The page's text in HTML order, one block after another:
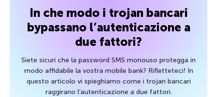
In che modo i trojan bancari
bypassano l’autenticazione a
due fattori?
Siete sicuri che la password SMS monouso protegga in
modo affidabile la vostra mobile bank? Rifletteteci! In
questo articolo vi spieghiamo come i trojan bancari
raggirano l’autenticazione a due fattori.